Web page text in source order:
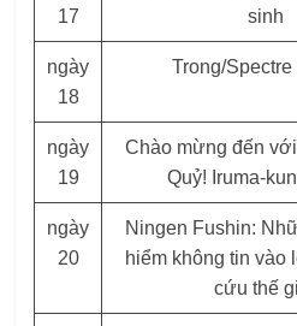
17
sinh
ngày
18
Trong/Spectre
ngày
19
Chào mừng đến
Quỷ! Iruma-
ngày
20
Ningen Fushin:
hiểm không tin vào
cứu thế